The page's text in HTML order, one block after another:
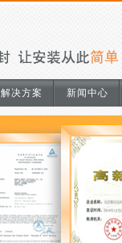
解决方案 新闻中心